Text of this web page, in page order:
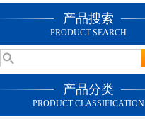
产品搜索
PRODUCT SEARCH
产品分类
PRODUCT CLASSIFICATION